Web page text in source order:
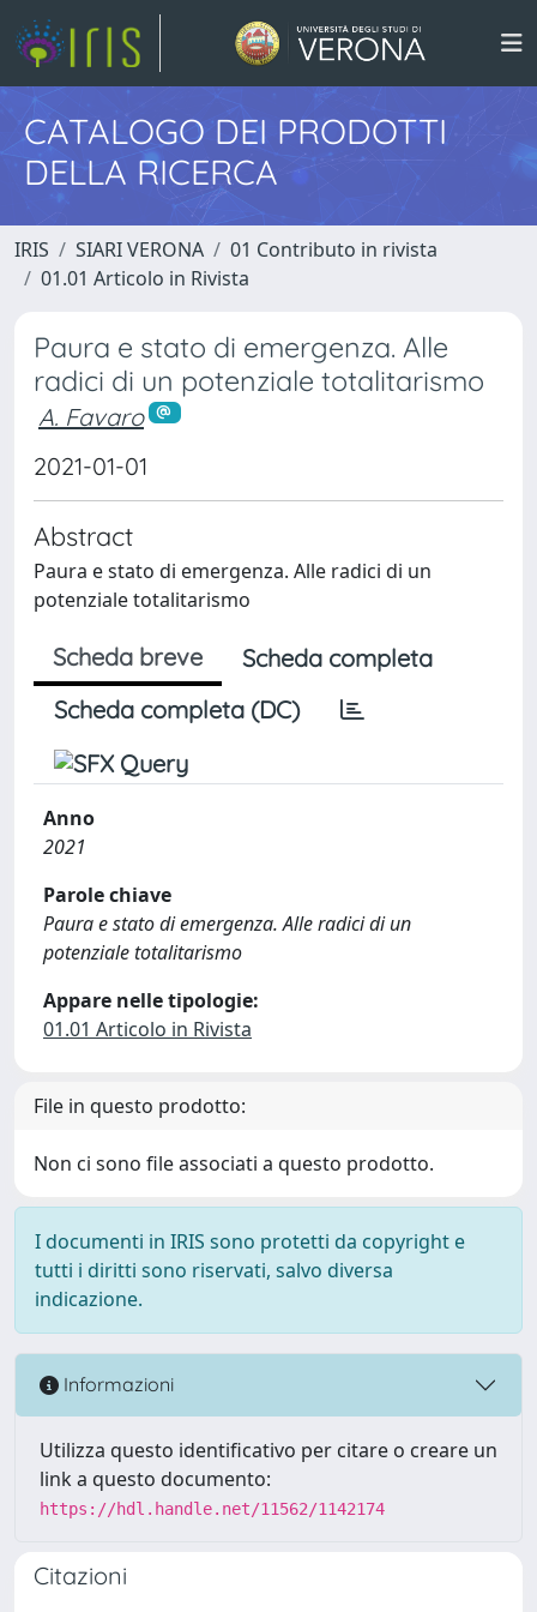
CATALOGO DEI PRODOTTI
DELLA RICERCA
IRIS SIARI VERONA
01 Contributo in rivista
01.01 Articolo in Rivista
Paura e stato di emergenza. Alle
radici di un potenziale totalitarismo
A. Favaro
2021-01-01
Abstract
Paura e stato di emergenza. Alle radici di un
potenziale totalitarismo
Scheda breve
Scheda completa
Scheda completa (DC)
Anno
2021
Parole chiave
Paura e stato di emergenza. Alle radici di un
potenziale totalitarismo
Appare nelle tipologie:
01.01 Articolo in Rivista
File in questo prodotto:
Non ci sono file associati a questo prodotto.
I documenti in IRIS sono protetti da copyright e
tutti i diritti sono riservati, salvo diversa
indicazione.
Informazioni
Utilizza questo identificativo per citare o creare un
link a questo documento:
https://hdl.handle.net/11562/1142174
Citazioni